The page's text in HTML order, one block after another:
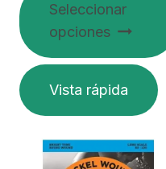
Seleccionar
opciones
Este
producto
tiene
múltiples
variantes.
Vista rápida